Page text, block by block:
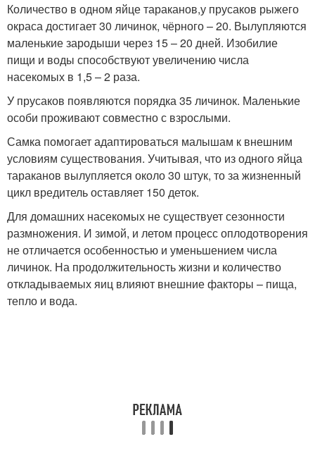
Количество в одном яйце тараканов,у прусаков рыжего
окраса достигает 30 личинок, чёрного – 20. Вылупляются
маленькие зародыши через 15 – 20 дней. Изобилие
пищи и воды способствуют увеличению числа
насекомых в 1,5 – 2 раза.
У прусаков появляются порядка 35 личинок. Маленькие
особи проживают совместно с взрослыми.
Самка помогает адаптироваться малышам к внешним
условиям существования. Учитывая, что из одного яйца
тараканов вылупляется около 30 штук, то за жизненный
цикл вредитель оставляет 150 деток.
Для домашних насекомых не существует сезонности
размножения. И зимой, и летом процесс оплодотворения
не отличается особенностью и уменьшением числа
личинок. На продолжительность жизни и количество
откладываемых яиц влияют внешние факторы – пища,
тепло и вода.